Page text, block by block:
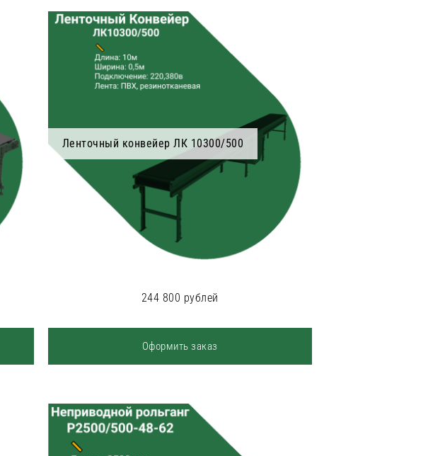
Ленточный конвейер ЛК 10300/500
244 800 рублей
Оформить заказ